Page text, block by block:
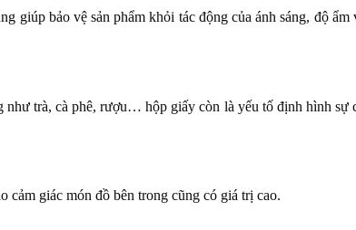
bảo vệ sản phẩm khỏi tác động của ánh sáng, độ ẩm
trà, cà phê, rượu… hộp giấy còn là yếu tố định hình sự
cảm giác món đồ bên trong cũng có giá trị cao.